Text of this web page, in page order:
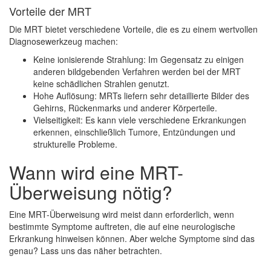
Vorteile der MRT
Die MRT bietet verschiedene Vorteile, die es zu einem wertvollen
Diagnosewerkzeug machen:
Keine ionisierende Strahlung: Im Gegensatz zu einigen
anderen bildgebenden Verfahren werden bei der MRT
keine schädlichen Strahlen genutzt.
Hohe Auflösung: MRTs liefern sehr detaillierte Bilder des
Gehirns, Rückenmarks und anderer Körperteile.
Vielseitigkeit: Es kann viele verschiedene Erkrankungen
erkennen, einschließlich Tumore, Entzündungen und
strukturelle Probleme.
Wann wird eine MRT-
Überweisung nötig?
Eine MRT-Überweisung wird meist dann erforderlich, wenn
bestimmte Symptome auftreten, die auf eine neurologische
Erkrankung hinweisen können. Aber welche Symptome sind das
genau? Lass uns das näher betrachten.